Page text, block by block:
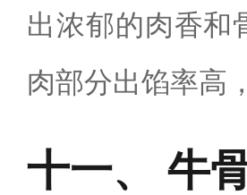
出浓郁的肉香和
肉部分出馅率高
牛